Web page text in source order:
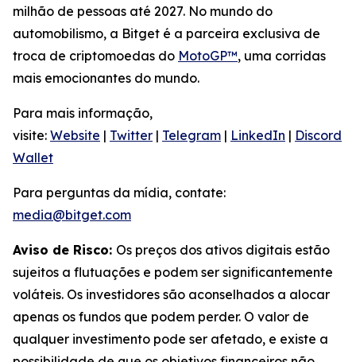
milhão de pessoas até 2027. No mundo do
automobilismo, a Bitget é a parceira exclusiva de
troca de criptomoedas do MotoGP™, uma corridas
mais emocionantes do mundo.
Para mais informação,
visite: Website | Twitter | Telegram | LinkedIn | Discord
Wallet
Para perguntas da mídia, contate:
media@bitget.com
Aviso de Risco: Os preços dos ativos digitais estão
sujeitos a flutuações e podem ser significantemente
voláteis. Os investidores são aconselhados a alocar
apenas os fundos que podem perder. O valor de
qualquer investimento pode ser afetado, e existe a